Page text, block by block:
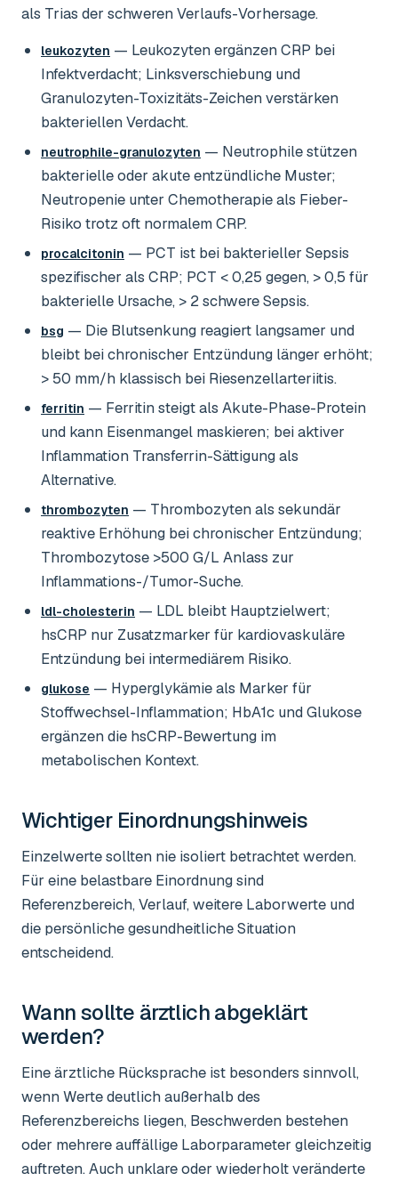
als Trias der schweren Verlaufs-Vorhersage.
leukozyten — Leukozyten ergänzen CRP bei
Infektverdacht; Linksverschiebung und
Granulozyten-Toxizitäts-Zeichen verstärken
bakteriellen Verdacht.
neutrophile-granulozyten — Neutrophile stützen
bakterielle oder akute entzündliche Muster;
Neutropenie unter Chemotherapie als Fieber-
Risiko trotz oft normalem CRP.
procalcitonin — PCT ist bei bakterieller Sepsis
spezifischer als CRP; PCT < 0,25 gegen, > 0,5 für
bakterielle Ursache, > 2 schwere Sepsis.
bsg — Die Blutsenkung reagiert langsamer und
bleibt bei chronischer Entzündung länger erhöht;
> 50 mm/h klassisch bei Riesenzellarteriitis.
ferritin — Ferritin steigt als Akute-Phase-Protein
und kann Eisenmangel maskieren; bei aktiver
Inflammation Transferrin-Sättigung als
Alternative.
thrombozyten — Thrombozyten als sekundär
reaktive Erhöhung bei chronischer Entzündung;
Thrombozytose >500 G/L Anlass zur
Inflammations-/Tumor-Suche.
ldl-cholesterin — LDL bleibt Hauptzielwert;
hsCRP nur Zusatzmarker für kardiovaskuläre
Entzündung bei intermediärem Risiko.
glukose — Hyperglykämie als Marker für
Stoffwechsel-Inflammation; HbA1c und Glukose
ergänzen die hsCRP-Bewertung im
metabolischen Kontext.
Wichtiger Einordnungshinweis
Einzelwerte sollten nie isoliert betrachtet werden.
Für eine belastbare Einordnung sind
Referenzbereich, Verlauf, weitere Laborwerte und
die persönliche gesundheitliche Situation
entscheidend.
Wann sollte ärztlich abgeklärt
werden?
Eine ärztliche Rücksprache ist besonders sinnvoll,
wenn Werte deutlich außerhalb des
Referenzbereichs liegen, Beschwerden bestehen
oder mehrere auffällige Laborparameter gleichzeitig
auftreten. Auch unklare oder wiederholt veränderte